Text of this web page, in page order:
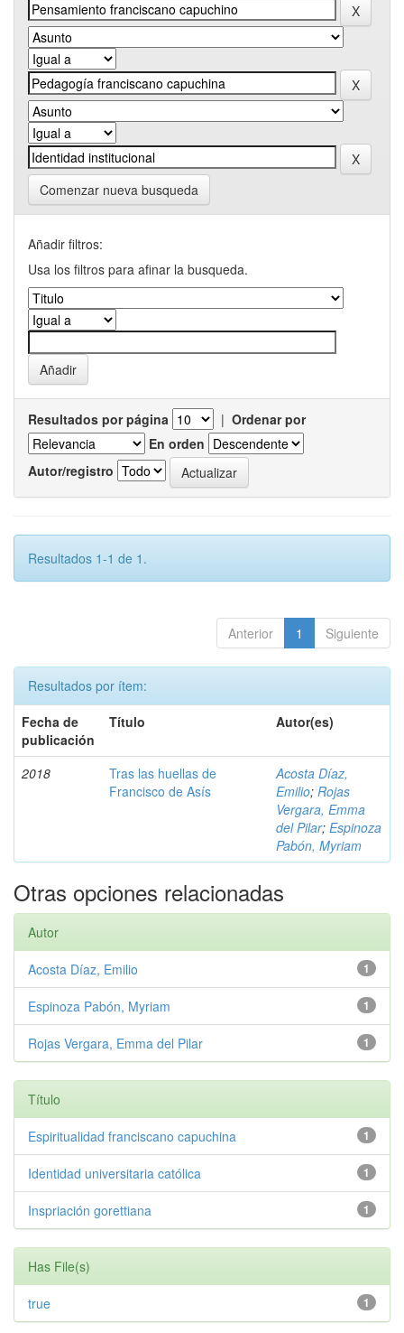
Comenzar nueva busqueda
Añadir filtros:
Usa los filtros para afinar la busqueda.
Resultados por página | Ordenar por
En orden
Autor/registro
Resultados 1-1 de 1.
Anterior 1 Siguiente
Resultados por ítem:
Fecha de
publicación
Título Autor(es)
2018
Tras las huellas de
Francisco de Asís
Acosta Díaz,
Emilio; Rojas
Vergara, Emma
del Pilar; Espinoza
Pabón, Myriam
Otras opciones relacionadas
Autor
1
Acosta Díaz, Emilio
1
Espinoza Pabón, Myriam
1
Rojas Vergara, Emma del Pilar
Título
1
Espiritualidad franciscano capuchina
1
Identidad universitaria católica
1
Inspriación gorettiana
Has File(s)
1
true